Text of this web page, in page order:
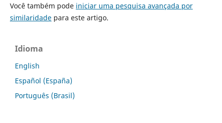
Você também pode iniciar uma pesquisa avançada por
similaridadepara este artigo.
Idioma
English
Español (España)
Português (Brasil)